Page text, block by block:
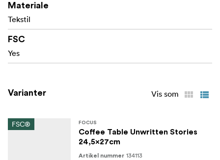
Materiale
Tekstil
FSC
Yes
Varianter Vis som
FSC® FOCUS
Coffee Table Unwritten Stories
24,5x27cm
Artikel nummer 134113